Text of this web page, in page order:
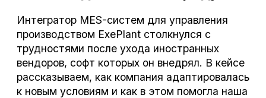
Интегратор MES-систем для управления
производством ExePlant столкнулся с
трудностями после ухода иностранных
вендоров, софт которых он внедрял. В кейсе
рассказываем, как компания адаптировалась
к новым условиям и как в этом помогла наша